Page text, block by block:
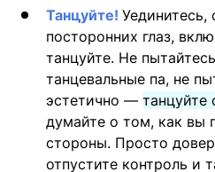
Танцуйте! Уединитесь,
посторонних глаз,
танцуйте. Не
танцевальные па, не
эстетично — танцуйте
думайте о том, как вы
стороны. Просто
отпустите контроль и